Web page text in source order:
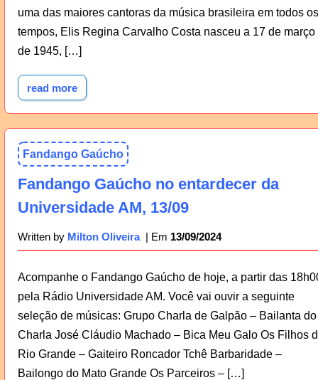
uma das maiores cantoras da música brasileira em todos os
tempos, Elis Regina Carvalho Costa nasceu a 17 de março
de 1945, […]
read more
Fandango Gaúcho
Fandango Gaúcho no entardecer da
Universidade AM, 13/09
Written by Milton Oliveira 13/09/2024
Acompanhe o Fandango Gaúcho de hoje, a partir das
pela Rádio Universidade AM. Você vai ouvir a seguinte
seleção de músicas: Grupo Charla de Galpão – Bailanta do
Charla José Cláudio Machado – Bica Meu Galo Os Filhos
Rio Grande – Gaiteiro Roncador Tchê Barbaridade –
Bailongo do Mato Grande Os Parceiros – […]